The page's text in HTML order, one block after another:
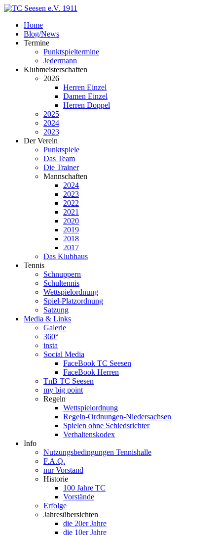
Home
Blog/News
Termine
Punktspieltermine
Jedermann
Klubmeisterschaften
2026
Herren Einzel
Damen Einzel
Herren Doppel
2025
2024
2023
Der Verein
Punktspiele
Das Team
Die Trainer
Mannschaften
2024
2023
2022
2021
2020
2019
2018
2017
Das Klubhaus
Tennis
Schnuppern
Schultennis
Wettspielordnung
Spiel-Platzordnung
Satzung
Media & Links
Galerie
360°
insta
Social Media
FaceBook TC Seesen
FaceBook Herren
TnB TC Seesen
my big point
Regeln
Wettspielordnung
Regeln-Ordnungen-Niedersachsen
Spielen ohne Schiedsrichter
Verhaltenskodex
Info
Nutzungsbedingungen Tennishalle
F.A.Q.
nur Vorstand
Historie
100 Jahre TC
Vorstände
Erfolge
Jahresübersichten
die 20er Jahre
die 10er Jahre